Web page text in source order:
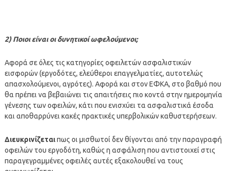
2) Ποιοι είναι οι δυνητικοί ωφελούμενοι;
Αφορά σε όλες τις κατηγορίες οφειλετών ασφαλιστικών
εισφορών (εργοδότες, ελεύθεροι επαγγελματίες, αυτοτελώς
απασχολούμενοι, αγρότες). Αφορά και στον ΕΦΚΑ, στο βαθμό που
θα πρέπει να βεβαιώνει τις απαιτήσεις πιο κοντά στην ημερομηνία
γένεσης των οφειλών, κάτι που ενισχύει τα ασφαλιστικά έσοδα
και αποθαρρύνει κακές πρακτικές υπερβολικών καθυστερήσεων.
Διευκρινίζεταιπως οι μισθωτοί δεν θίγονται από την παραγραφή
οφειλών του εργοδότη, καθώς η ασφάλιση που αντιστοιχεί στις
παραγεγραμμένες οφειλές αυτές εξακολουθεί να τους